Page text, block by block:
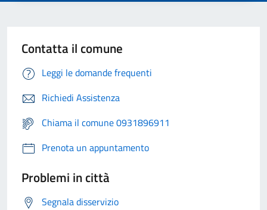
Contatta il comune
Leggi le domande frequenti
Richiedi Assistenza
Chiama il comune 0931896911
Prenota un appuntamento
Problemi in città
Segnala disservizio